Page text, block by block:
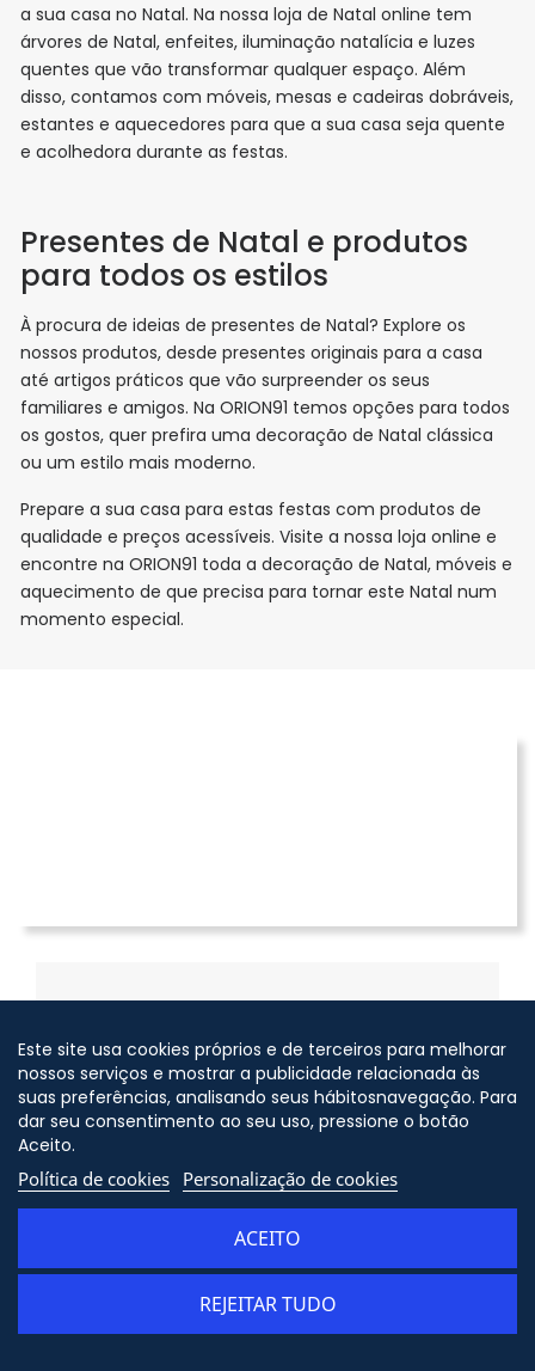
a sua casa no Natal. Na nossa loja de Natal online tem
árvores de Natal, enfeites, iluminação natalícia e luzes
quentes que vão transformar qualquer espaço. Além
disso, contamos com móveis, mesas e cadeiras dobráveis,
estantes e aquecedores para que a sua casa seja quente
e acolhedora durante as festas.
Presentes de Natal e produtos
para todos os estilos
À procura de ideias de presentes de Natal? Explore os
nossos produtos, desde presentes originais para a casa
até artigos práticos que vão surpreender os seus
familiares e amigos. Na ORION91 temos opções para todos
os gostos, quer prefira uma decoração de Natal clássica
ou um estilo mais moderno.
Prepare a sua casa para estas festas com produtos de
qualidade e preços acessíveis. Visite a nossa loja online e
encontre na ORION91 toda a decoração de Natal, móveis e
aquecimento de que precisa para tornar este Natal num
momento especial.
Envio grátis
a partir de 50 €
Mais informações
Este site usa cookies próprios e de terceiros para melhorar
nossos serviços e mostrar a publicidade relacionada às
suas preferências, analisando seus hábitosnavegação. Para
dar seu consentimento ao seu uso, pressione o botão
Aceito.
Política de cookies Personalização de cookies
REJEITAR TUDO
ACEITO